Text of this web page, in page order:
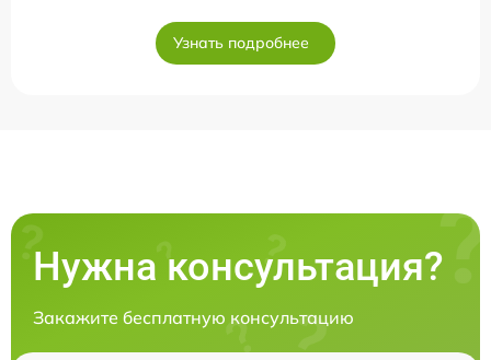
Узнать подробнее
Нужна консультация?
Закажите бесплатную консультацию